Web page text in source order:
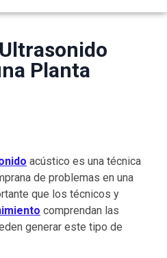
Planta
acústico es una técnica
de problemas en una
que los técnicos y
comprendan las
generar este tipo de